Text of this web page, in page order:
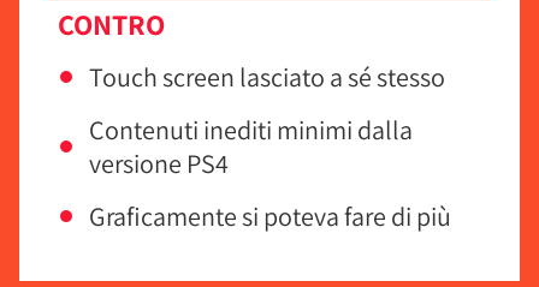
CONTRO
Touch screen lasciato a sé stesso
Contenuti inediti minimi dalla
versione PS4
Graficamente si poteva fare di più